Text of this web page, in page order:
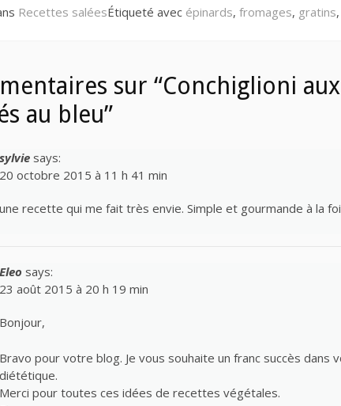
Recettes saléesÉtiqueté avec épinards, fromages, gratins,
sur “Conchiglioni
au bleu”
sylvie says:
20 octobre 2015 à 11 h 41 min
une recette qui me fait très envie. Simple et gourmande à la
Eleo says:
23 août 2015 à 20 h 19 min
Bonjour,
Bravo pour votre blog. Je vous souhaite un franc succès dans
diététique.
Merci pour toutes ces idées de recettes végétales.